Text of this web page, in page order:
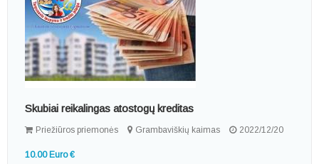
Skubiai reikalingas atostogų kreditas
Priežiūros priemonės Grambaviškių kaimas 2022/12/20
10.00 Euro €